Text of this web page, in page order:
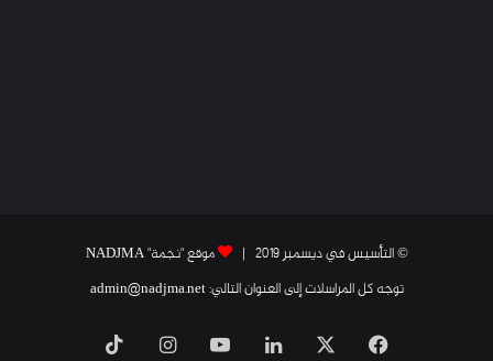
© التأسيس في ديسمبر 2019 |
موقع "نجمة" NADJMA
توجه كل المراسلات إلى العنوان التالي: admin@nadjma.net
فيسبوك لينكدإن يوتيوب انستقرام